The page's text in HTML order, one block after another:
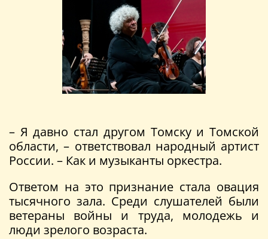
– Я давно стал другом Томску и Томской
области, – ответствовал народный артист
России. – Как и музыканты оркестра.
Ответом на это признание стала овация
тысячного зала. Среди слушателей были
ветераны войны и труда, молодежь и
люди зрелого возраста.